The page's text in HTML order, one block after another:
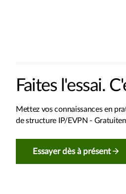
Faites l'essai.
Mettez vos connaissances en
de structure IP/EVPN -
Essayer dès à présent